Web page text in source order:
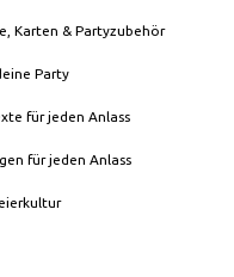
Karten & Partyzubehör
Party
für jeden Anlass
für jeden Anlass